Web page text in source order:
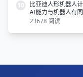
10
比亚迪人形机器人
AI能力与机器人有
23678 阅读